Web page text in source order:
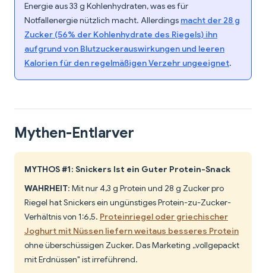
Energie aus 33 g Kohlenhydraten, was es für
Notfallenergie nützlich macht. Allerdings macht der 28 g
Zucker (56% der Kohlenhydrate des Riegels) ihn
aufgrund von Blutzuckerauswirkungen und leeren
Kalorien für den regelmäßigen Verzehr ungeeignet.
Mythen-Entlarver
MYTHOS #1: Snickers Ist ein Guter Protein-Snack
WAHRHEIT: Mit nur 4,3 g Protein und 28 g Zucker pro
Riegel hat Snickers ein ungünstiges Protein-zu-Zucker-
Verhältnis von 1:6,5. Proteinriegel oder griechischer
Joghurt mit Nüssen liefern weitaus besseres Protein
ohne überschüssigen Zucker. Das Marketing „vollgepackt
mit Erdnüssen" ist irreführend.